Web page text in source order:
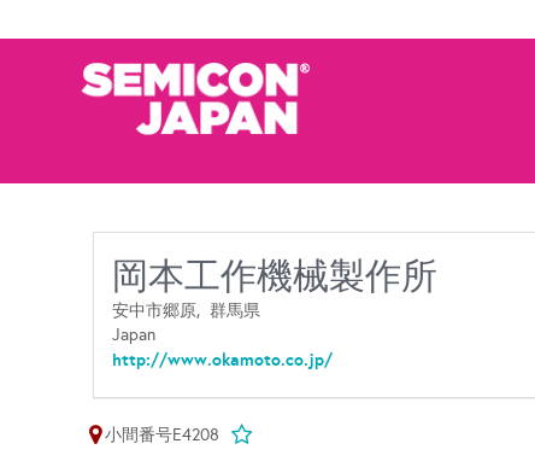
岡本工作機械製作所
安中市郷原,群馬県
Japan
http://www.okamoto.co.jp/
小間番号E4208